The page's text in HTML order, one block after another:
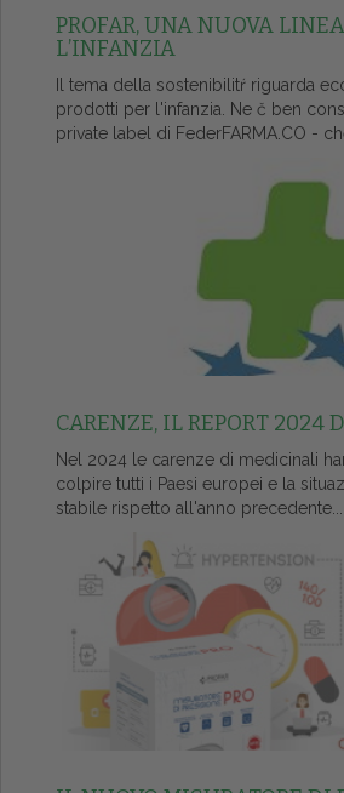
PROFAR, UNA NUOVA
L’INFANZIA
Il tema della sostenibilitŕ riguarda
prodotti per l'infanzia. Ne č ben
private label di FederFARMA.CO -
CARENZE, IL REPORT 2024
Nel 2024 le carenze di medicinali
colpire tutti i Paesi europei e la
stabile rispetto all'anno precedente...